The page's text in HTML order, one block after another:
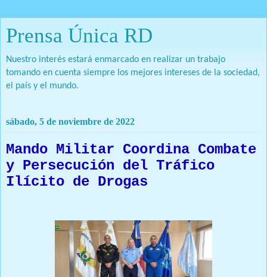
Prensa Única RD
Nuestro interés estará enmarcado en realizar un trabajo
tomando en cuenta siempre los mejores intereses de la sociedad,
el país y el mundo.
sábado, 5 de noviembre de 2022
Mando Militar Coordina Combate
y Persecución del Tráfico
Ilícito de Drogas